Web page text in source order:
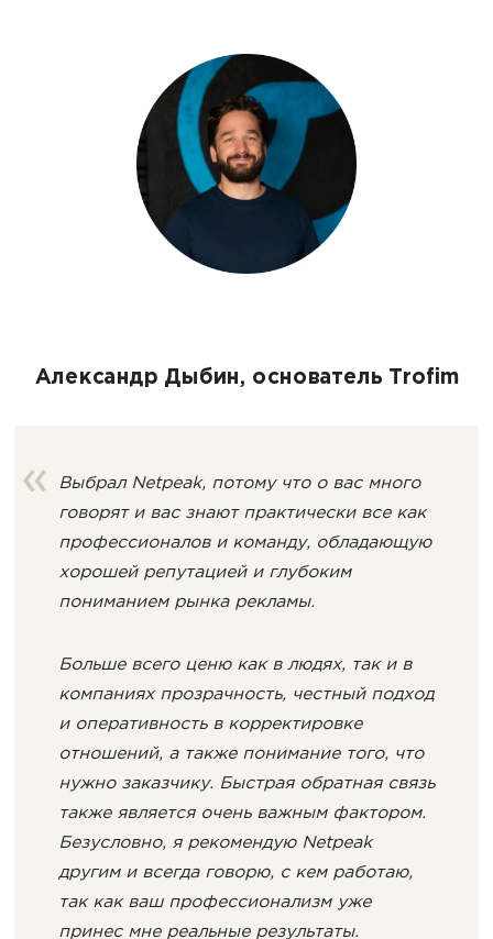
Александр Дыбин, основатель Trofim
Выбрал Netpeak, потому что о вас много
говорят и вас знают практически все как
профессионалов и команду, обладающую
хорошей репутацией и глубоким
пониманием рынка рекламы.
Больше всего ценю как в людях, так и в
компаниях прозрачность, честный подход
и оперативность в корректировке
отношений, а также понимание того, что
нужно заказчику. Быстрая обратная связь
также является очень важным фактором.
Безусловно, я рекомендую Netpeak
другим и всегда говорю, с кем работаю,
так как ваш профессионализм уже
принес мне реальные результаты.